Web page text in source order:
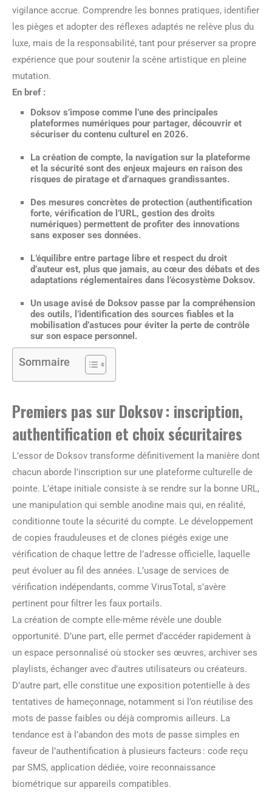
vigilance accrue. Comprendre les bonnes pratiques, identifier
les pièges et adopter des réflexes adaptés ne relève plus du
luxe, mais de la responsabilité, tant pour préserver sa propre
expérience que pour soutenir la scène artistique en pleine
mutation.
En bref :
Doksov s’impose comme l’une des principales
plateformes numériques pour partager, découvrir et
sécuriser du contenu culturel en 2026.
La création de compte, la navigation sur la plateforme
et la sécurité sont des enjeux majeurs en raison des
risques de piratage et d’arnaques grandissantes.
Des mesures concrètes de protection (authentification
forte, vérification de l’URL, gestion des droits
numériques) permettent de profiter des innovations
sans exposer ses données.
L’équilibre entre partage libre et respect du droit
d’auteur est, plus que jamais, au cœur des débats et des
adaptations réglementaires dans l’écosystème Doksov.
Un usage avisé de Doksov passe par la compréhension
des outils, l’identification des sources fiables et la
mobilisation d’astuces pour éviter la perte de contrôle
sur son espace personnel.
Sommaire
Premiers pas sur Doksov : inscription,
authentification et choix sécuritaires
L’essor de Doksov transforme définitivement la manière dont
chacun aborde l’inscription sur une plateforme culturelle de
pointe. L’étape initiale consiste à se rendre sur la bonne URL,
une manipulation qui semble anodine mais qui, en réalité,
conditionne toute la sécurité du compte. Le développement
de copies frauduleuses et de clones piégés exige une
vérification de chaque lettre de l’adresse officielle, laquelle
peut évoluer au fil des années. L’usage de services de
vérification indépendants, comme VirusTotal, s’avère
pertinent pour filtrer les faux portails.
La création de compte elle-même révèle une double
opportunité. D’une part, elle permet d’accéder rapidement à
un espace personnalisé où stocker ses œuvres, archiver ses
playlists, échanger avec d’autres utilisateurs ou créateurs.
D’autre part, elle constitue une exposition potentielle à des
tentatives de hameçonnage, notamment si l’on réutilise des
mots de passe faibles ou déjà compromis ailleurs. La
tendance est à l’abandon des mots de passe simples en
faveur de l’authentification à plusieurs facteurs : code reçu
par SMS, application dédiée, voire reconnaissance
biométrique sur appareils compatibles.